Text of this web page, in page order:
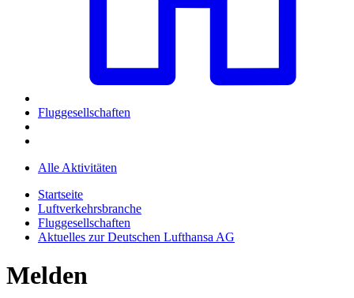
Fluggesellschaften
Alle Aktivitäten
Startseite
Luftverkehrsbranche
Fluggesellschaften
Aktuelles zur Deutschen Lufthansa AG
Melden